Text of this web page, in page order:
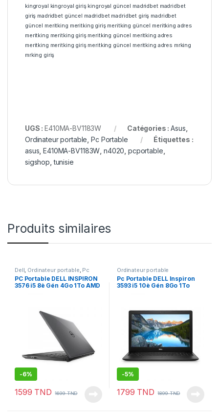
kingroyal kingroyal giriş kingroyal güncel madridbet madridbet
giriş madridbet güncel madridbet madridbet giriş madridbet
güncel meritking meritking giriş meritking güncel meritking adres
meritking meritking giriş meritking güncel meritking adres
meritking meritking giriş meritking güncel meritking adres mrking
mrking giriş
UGS :E410MA-BV1183W Catégories :Asus
Ordinateur portable ,Pc Portable
Étiquettes :
asus ,E410MA-BV1183W n4020 ,pcportable
sigshop ,tunisie
Produits similaires
Dell Ordinateur portable Pc
Portable
PC Portable DELL INSPIRON
3576 i5 8è Gén 4Go 1To AMD
-6%
1599 TND 1699TND
Ordinateur portable
Pc Portable DELL Inspiron
3593 i5 10è Gén 8Go 1To
-5%
1799 TND 1899TND